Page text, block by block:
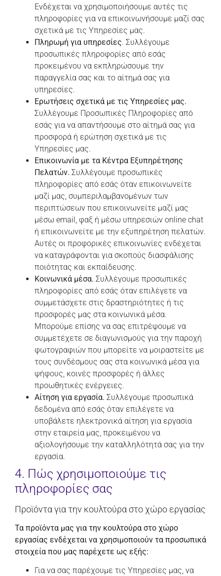
Ενδέχεται να χρησιμοποιήσουμε αυτές τις
πληροφορίες για να επικοινωνήσουμε μαζί σας
σχετικά με τις Υπηρεσίες μας.
Πληρωμή για υπηρεσίες. Συλλέγουμε
προσωπικές πληροφορίες από εσάς
προκειμένου να εκπληρώσουμε την
παραγγελία σας και το αίτημά σας για
υπηρεσίες.
Ερωτήσεις σχετικά με τις Υπηρεσίες μας.
Συλλέγουμε Προσωπικές Πληροφορίες από
εσάς για να απαντήσουμε στο αίτημά σας για
προσφορά ή ερώτηση σχετικά με τις
Υπηρεσίες μας.
Επικοινωνία με τα Κέντρα Εξυπηρέτησης
Πελατών. Συλλέγουμε προσωπικές
πληροφορίες από εσάς όταν επικοινωνείτε
μαζί μας, συμπεριλαμβανομένων των
περιπτώσεων που επικοινωνείτε μαζί μας
μέσω email, φαξ ή μέσω υπηρεσιών online chat
ή επικοινωνείτε με την εξυπηρέτηση πελατών.
Αυτές οι προφορικές επικοινωνίες ενδέχεται
να καταγράφονται για σκοπούς διασφάλισης
ποιότητας και εκπαίδευσης.
Κοινωνικά μέσα. Συλλέγουμε προσωπικές
πληροφορίες από εσάς όταν επιλέγετε να
συμμετάσχετε στις δραστηριότητες ή τις
προσφορές μας στα κοινωνικά μέσα.
Μπορούμε επίσης να σας επιτρέψουμε να
συμμετέχετε σε διαγωνισμούς για την παροχή
φωτογραφιών που μπορείτε να μοιραστείτε με
τους συνδέσμους σας στα κοινωνικά μέσα για
ψήφους, κοινές προσφορές ή άλλες
προωθητικές ενέργειες.
Αίτηση για εργασία. Συλλέγουμε προσωπικά
δεδομένα από εσάς όταν επιλέγετε να
υποβάλετε ηλεκτρονικά αίτηση για εργασία
στην εταιρεία μας, προκειμένου να
αξιολογήσουμε την καταλληλότητά σας για την
εργασία.
4. Πώς χρησιμοποιούμε τις
πληροφορίες σας
Προϊόντα για την κουλτούρα στο χώρο εργασίας
Τα προϊόντα μας για την κουλτούρα στο χώρο
εργασίας ενδέχεται να χρησιμοποιούν τα προσωπικά
στοιχεία που μας παρέχετε ως εξής:
Για να σας παρέχουμε τις Υπηρεσίες μας, να